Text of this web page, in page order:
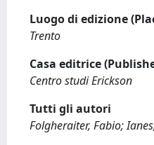
Luogo di edizione
Trento
Casa editrice
Centro studi Erickson
Tutti gli autori
Folgheraiter, Fabio;